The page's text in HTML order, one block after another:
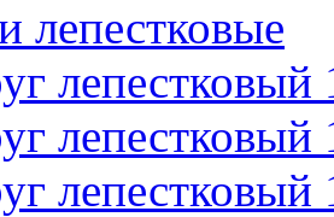
лепестковые